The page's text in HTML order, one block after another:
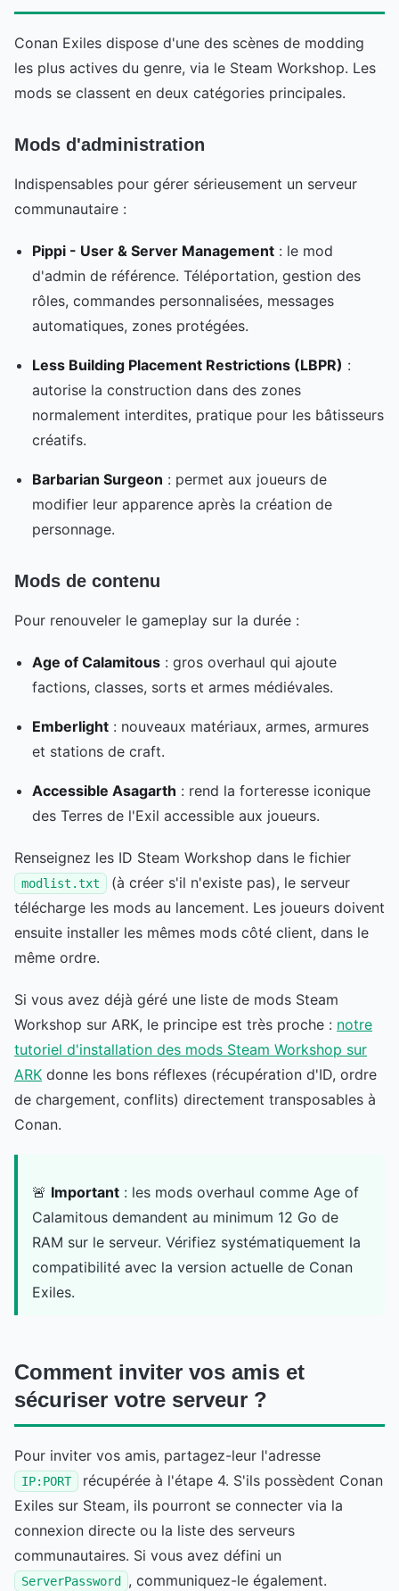
Conan Exiles dispose d'une des scènes de modding
les plus actives du genre, via le Steam Workshop. Les
mods se classent en deux catégories principales.
Mods d'administration
Indispensables pour gérer sérieusement un serveur
communautaire :
Pippi - User & Server Management : le mod
d'admin de référence. Téléportation, gestion des
rôles, commandes personnalisées, messages
automatiques, zones protégées.
Less Building Placement Restrictions (LBPR) :
autorise la construction dans des zones
normalement interdites, pratique pour les bâtisseurs
créatifs.
Barbarian Surgeon : permet aux joueurs de
modifier leur apparence après la création de
personnage.
Mods de contenu
Pour renouveler le gameplay sur la durée :
Age of Calamitous : gros overhaul qui ajoute
factions, classes, sorts et armes médiévales.
Emberlight : nouveaux matériaux, armes, armures
et stations de craft.
Accessible Asagarth : rend la forteresse iconique
des Terres de l'Exil accessible aux joueurs.
Renseignez les ID Steam Workshop dans le fichier
modlist.txt
(à créer s'il n'existe pas), le serveur
télécharge les mods au lancement. Les joueurs doivent
ensuite installer les mêmes mods côté client, dans le
même ordre.
Si vous avez déjà géré une liste de mods Steam
Workshop sur ARK, le principe est très proche : notre
tutoriel d'installation des mods Steam Workshop sur
ARK donne les bons réflexes (récupération d'ID, ordre
de chargement, conflits) directement transposables à
Conan.
🚨 Important : les mods overhaul comme Age of
Calamitous demandent au minimum 12 Go de
RAM sur le serveur. Vérifiez systématiquement la
compatibilité avec la version actuelle de Conan
Exiles.
Comment inviter vos amis et
sécuriser votre serveur ?
Pour inviter vos amis, partagez-leur l'adresse
IP:PORT
récupérée à l'étape 4. S'ils possèdent Conan
Exiles sur Steam, ils pourront se connecter via la
connexion directe ou la liste des serveurs
communautaires. Si vous avez défini un
ServerPassword , communiquez-le également.